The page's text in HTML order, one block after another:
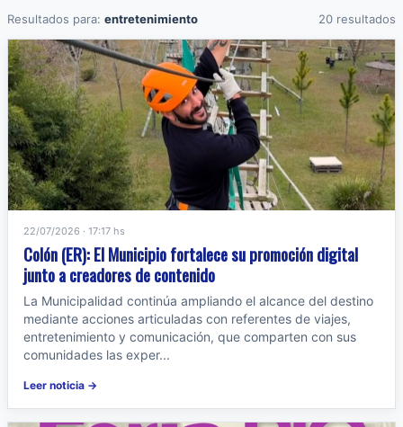
Resultados para: entretenimiento 20 resultados
22/07/2026 · 17:17 hs
Colón (ER): El Municipio fortalece su promoción digital
junto a creadores de contenido
La Municipalidad continúa ampliando el alcance del destino
mediante acciones articuladas con referentes de viajes,
entretenimiento y comunicación, que comparten con sus
comunidades las exper...
Leer noticia →